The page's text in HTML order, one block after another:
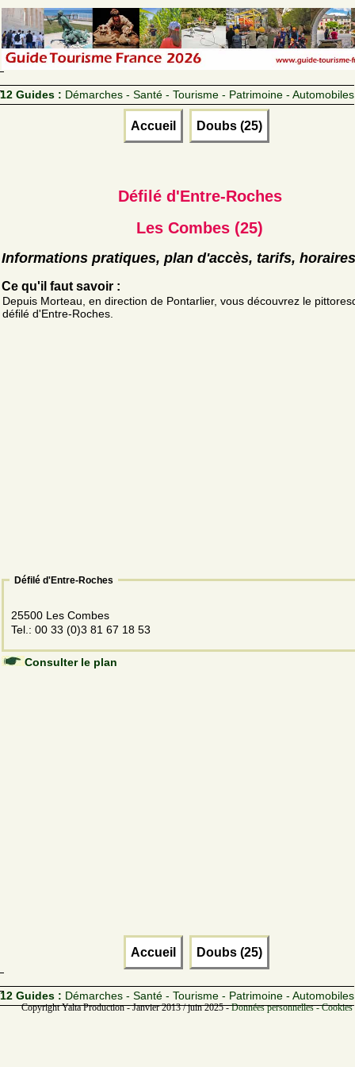
12 Guides : Démarches - Santé - Tourisme - Patrimoine - Automobiles
Accueil Doubs (25)
Défilé d'Entre-Roches
Les Combes (25)
Informations pratiques, plan d'accès, tarifs, horaires
Ce qu'il faut savoir :
Depuis Morteau, en direction de Pontarlier, vous découvrez le
défilé d'Entre-Roches.
Défilé d'Entre-Roches
25500 Les Combes
Tel.: 00 33 (0)3 81 67 18 53
Consulter le plan
Accueil Doubs (25)
12 Guides : Démarches - Santé - Tourisme - Patrimoine - Automobiles
Copyright Yalta Production - Janvier 2013 / juin 2025 -Données personnelles -